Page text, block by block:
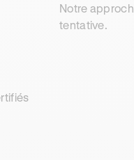
Notre
tentative.